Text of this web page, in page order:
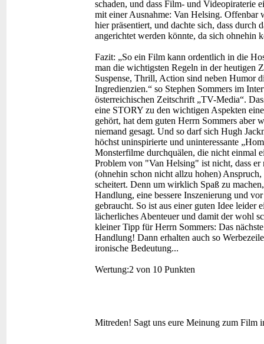
schaden, und dass Film- und Videopiraterie
mit einer Ausnahme: Van Helsing. Offenbar
hier präsentiert, und dachte sich, dass durch
angerichtet werden könnte, da sich ohnehin
Fazit: „So ein Film kann ordentlich in die
man die wichtigsten Regeln in der heutigen
Suspense, Thrill, Action sind neben Humor
Ingredienzien.“ so Stephen Sommers im
österreichischen Zeitschrift „TV-Media“.
eine STORY zu den wichtigen Aspekten
gehört, hat dem guten Herrn Sommers aber
niemand gesagt. Und so darf sich Hugh
höchst uninspirierte und uninteressante
Monsterfilme durchquälen, die nicht einmal
Problem von "Van Helsing" ist nicht, dass
(ohnehin schon nicht allzu hohen)
scheitert. Denn um wirklich Spaß zu
Handlung, eine bessere Inszenierung und
gebraucht. So ist aus einer guten Idee leider
lächerliches Abenteuer und damit der wohl
kleiner Tipp für Herrn Sommers: Das
Handlung! Dann erhalten auch so
ironische Bedeutung...
Wertung:2 von 10 Punkten
Mitreden! Sagt uns eure Meinung zum Film